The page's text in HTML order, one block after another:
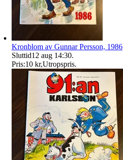
Kronblom av Gunnar Persson, 1986
Sluttid12 aug 14:30.
Pris:10 kr,Utropspris.